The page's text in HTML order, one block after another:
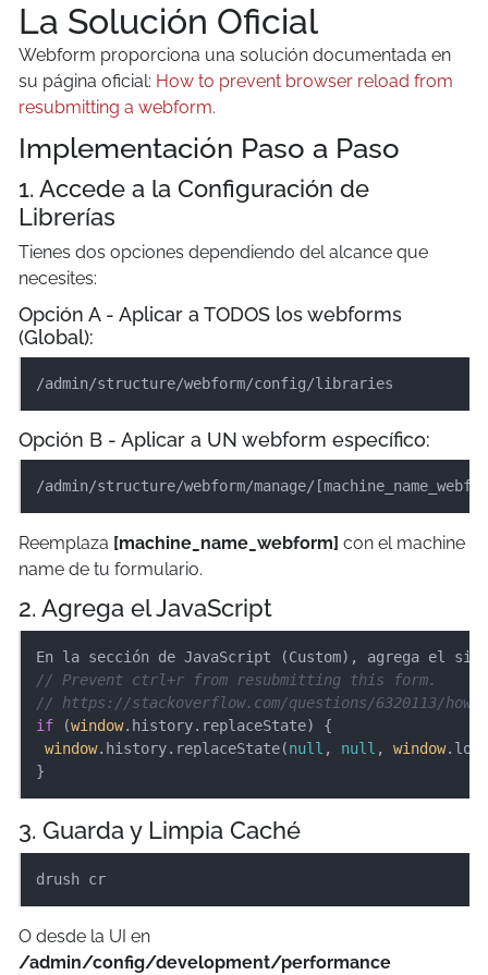
La Solución Oficial
Webform proporciona una solución documentada en
su página oficial: How to prevent browser reload from
resubmitting a webform.
Implementación Paso a Paso
1. Accede a la Configuración de
Librerías
Tienes dos opciones dependiendo del alcance que
necesites:
Opción A - Aplicar a TODOS los webforms
(Global):
/admin/structure/webform/config/libraries
Opción B - Aplicar a UN webform específico:
/admin/structure/webform/manage/
Reemplaza [machine_name_webform] con el machine
name de tu formulario.
2. Agrega el JavaScript
// Prevent ctrl+r from resubmitting this form.
// https://stackoverflow.com/questions/6320113/
if (window.history.replaceState) {
window.history.replaceState(null , null , window
}
3. Guarda y Limpia Caché
drush cr
O desde la UI en
/admin/config/development/performance